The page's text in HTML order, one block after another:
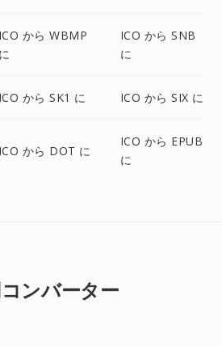
ICO から WBMP
に
ICO から SNB
に
ICO から SK1 に ICO から SIX に
ICO から DOT に
ICO から EPUB
に
ンバーター